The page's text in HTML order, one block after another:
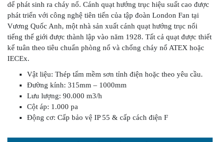
dể phát sinh ra cháy nổ. Cánh quạt hướng trục hiệu suất cao được
phát triển với công nghệ tiên tiến của tập đoàn London Fan tại
Vương Quốc Anh, một nhà sản xuất cánh quạt hướng trục nổi
tiếng thế giới được thành lập vào năm 1928. Tất cả quạt được thiết
kế tuân theo tiêu chuẩn phòng nổ và chống cháy nổ ATEX hoặc
IECEx.
Vật liệu: Thép tấm mềm sơn tỉnh điện hoặc theo yêu cầu.
Đường kính: 315mm – 1000mm
Lưu lượng: 90.000 m3/h
Cột áp: 1.000 pa
Động cơ: Cấp bảo vệ IP 55 & cấp cách điện F